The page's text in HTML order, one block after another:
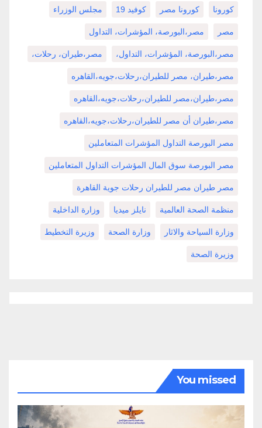
كورونا كورونا مصر كوفيد 19 مجلس الوزراء
مصر مصر،البورصة، المؤشرات، التداول
مصر،البورصة، المؤشرات، التداول، مصر،طيران، رحلات،
مصر،طيران، مصر للطيران،رحلات،جويه،القاهره
مصر،طيران،مصر للطيران،رحلات،جويه،القاهره
مصر،طيران أن مصر للطيران،رحلات،جويه،القاهره
مصر البورصة التداول المؤشرات المتعاملين
مصر البورصة سوق المال المؤشرات التداول المتعاملين
مصر طيران مصر للطيران رحلات جوية القاهرة
منظمة الصحة العالمية نايلز ميديا وزارة الداخلية
وزارة السياحة والاثار وزارة الصحة وزيرة التخطيط
وزيرة الصحة
You missed